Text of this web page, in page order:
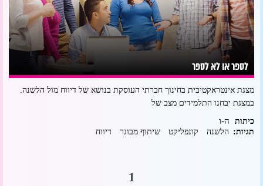
לספר או לא לספר
מצגת אינטראקטיבית בחינוך חברתי העוסקת בנושא של דיווח מול הלשנה.
במצגת יבחנו התלמידים מצב של
כיתות ה-ו
תגיות: הלשנה קונפליקט שיתוף מבוגר דיווח
1